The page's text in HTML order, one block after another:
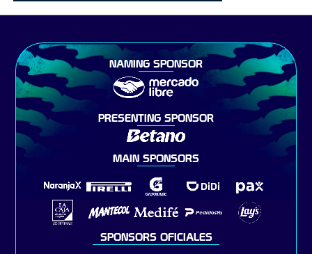
NAMING SPONSOR
PRESENTING SPONSOR
MAIN SPONSORS
SPONSORS OFICIALES